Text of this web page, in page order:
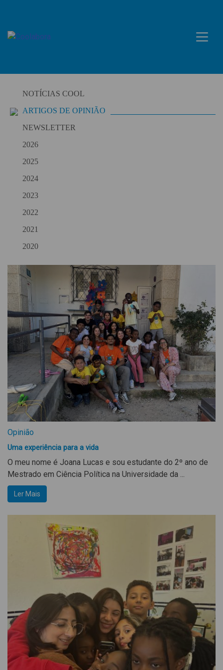
content
NOTÍCIAS COOL
ARTIGOS DE OPINIÃO
NEWSLETTER
2026
2025
2024
2023
2022
2021
2020
Opinião
Uma experiência para a vida
O meu nome é Joana Lucas e sou estudante do 2º ano de
Mestrado em Ciência Política na Universidade da ...
Ler Mais